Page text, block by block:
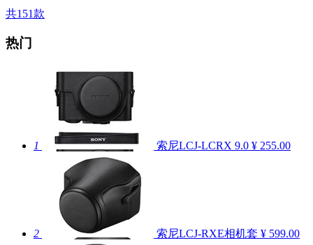
共151款
热门
1 索尼LCJ-LCRX 9.0 ¥ 255.00
2 索尼LCJ-RXE相机套 ¥ 599.00